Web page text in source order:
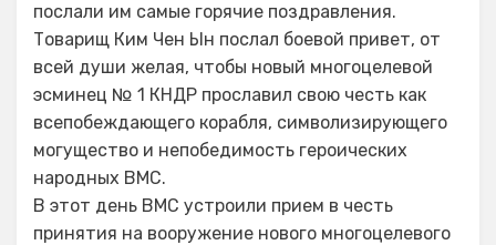
послали им самые горячие поздравления.
Товарищ Ким Чен Ын послал боевой привет, от
всей души желая, чтобы новый многоцелевой
эсминец № 1 КНДР прославил свою честь как
всепобеждающего корабля, символизирующего
могущество и непобедимость героических
народных ВМС.
В этот день ВМС устроили прием в честь
принятия на вооружение нового многоцелевого